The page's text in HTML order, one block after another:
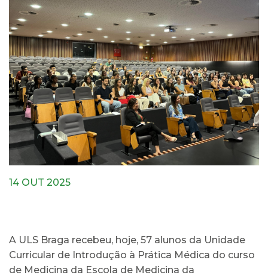
14 OUT 2025
A ULS Braga recebeu, hoje, 57 alunos da Unidade
Curricular de Introdução à Prática Médica do curso
de Medicina da Escola de Medicina da